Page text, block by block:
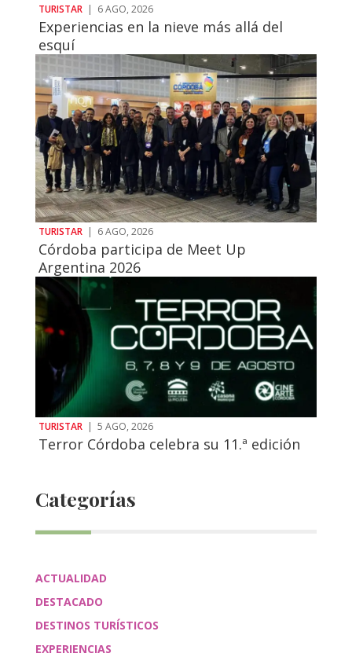
TURISTAR | 6 AGO, 2026
Experiencias en la nieve más allá del
esquí
TURISTAR | 6 AGO, 2026
Córdoba participa de Meet Up
Argentina 2026
TURISTAR | 5 AGO, 2026
Terror Córdoba celebra su 11.ª edición
Categorías
ACTUALIDAD
DESTACADO
DESTINOS TURÍSTICOS
EXPERIENCIAS